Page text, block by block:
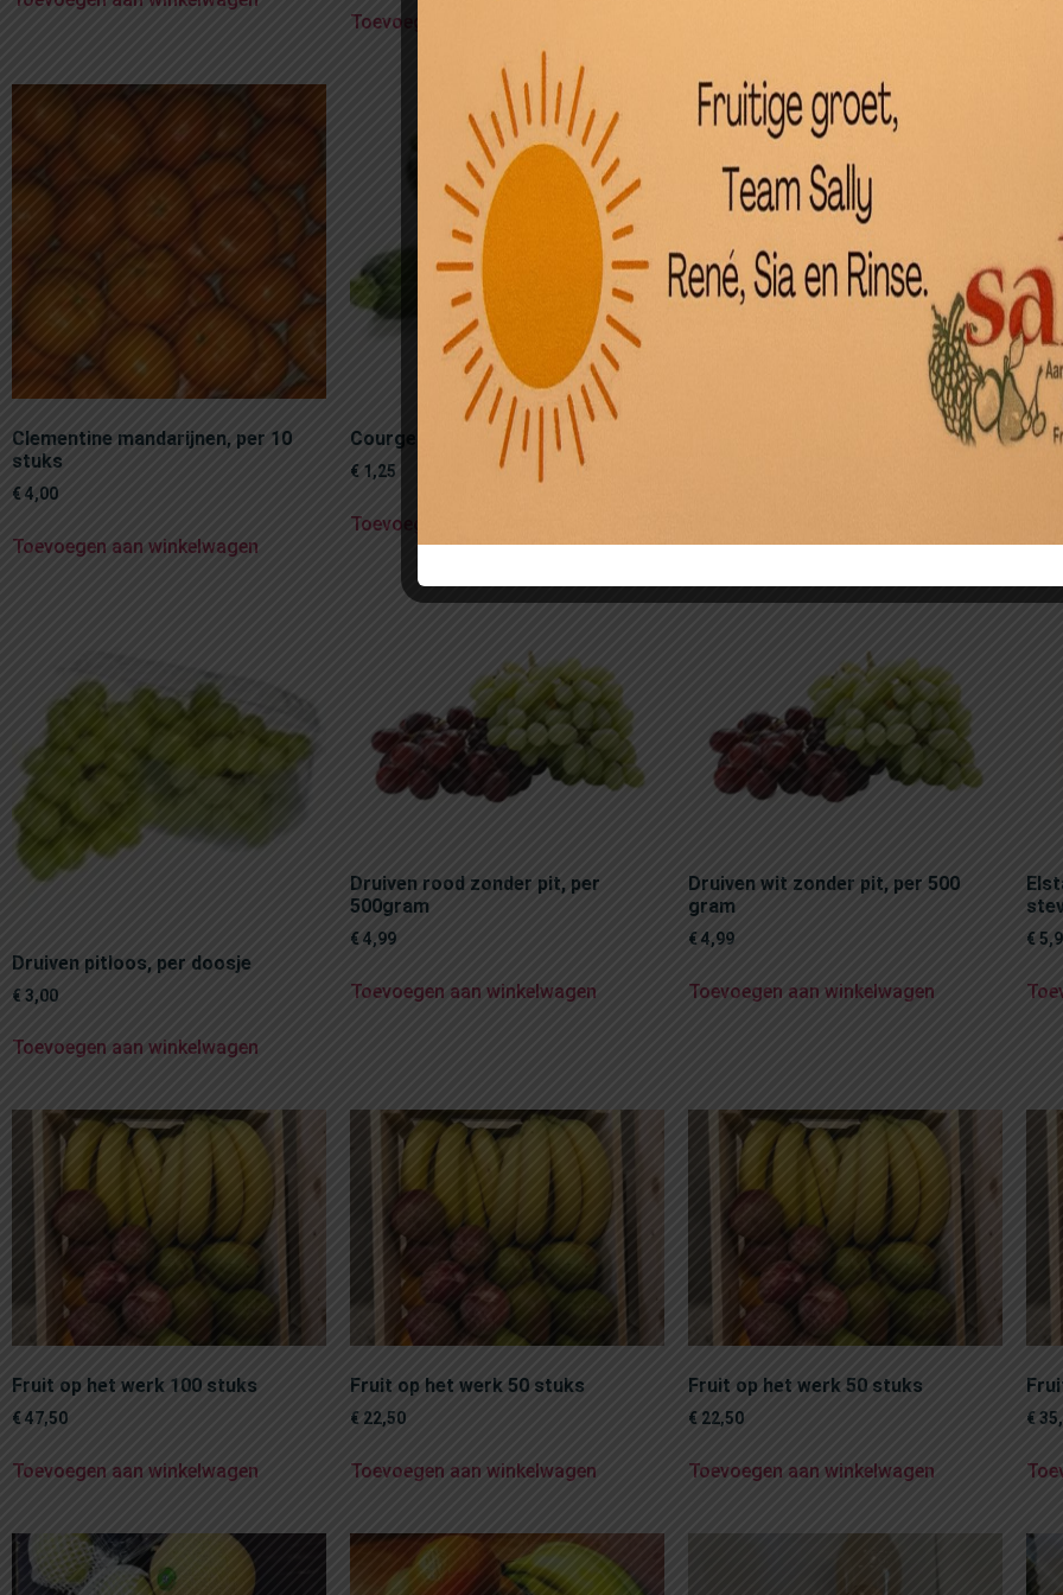
Toevoegen aan winkelwagen
Clementine mandarijnen, per 10
stuks
€ 4,00
Toevoegen aan winkelwagen
Courgette per stuk
€ 1,25
Toevoegen aan winkelwagen
Dadels grote doos 500 gram
€
Druiven pitloos, per doosje
€ 3,00
Toevoegen aan winkelwagen
Druiven rood zonder pit, per
500gram
€ 4,99
Toevoegen aan winkelwagen
Druiven wit zonder pit, per 500
gram
€4,99
Toevoegen aan winkelwagen
€
Fruit op het werk 100 stuks
€ 47,50
Toevoegen aan winkelwagen
Fruit op het werk 50 stuks
€ 22,50
Toevoegen aan winkelwagen
Fruit op het werk 50 stuks
€ 22,50
Toevoegen aan winkelwagen
€